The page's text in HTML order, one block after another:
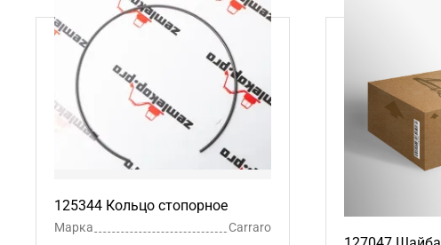
125344 Кольцо стопорное
Марка
Carraro